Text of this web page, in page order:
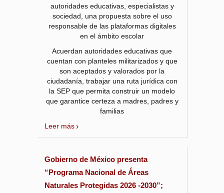
autoridades educativas, especialistas y
sociedad, una propuesta sobre el uso
responsable de las plataformas digitales
en el ámbito escolar
Acuerdan autoridades educativas que
cuentan con planteles militarizados y que
son aceptados y valorados por la
ciudadanía, trabajar una ruta jurídica con
la SEP que permita construir un modelo
que garantice certeza a madres, padres y
familias
Leer más
Gobierno de México presenta
“Programa Nacional de Áreas
Naturales Protegidas 2026 -2030”;